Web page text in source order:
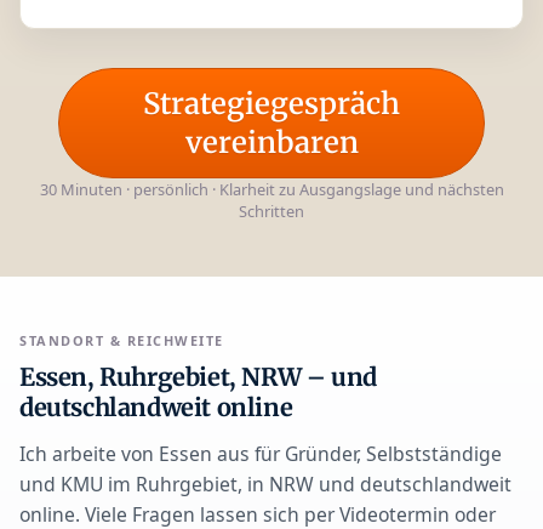
Strategiegespräch
vereinbaren
30 Minuten · persönlich · Klarheit zu Ausgangslage und nächsten
Schritten
STANDORT & REICHWEITE
Essen, Ruhrgebiet, NRW – und
deutschlandweit online
Ich arbeite von Essen aus für Gründer, Selbstständige
und KMU im Ruhrgebiet, in NRW und deutschlandweit
online. Viele Fragen lassen sich per Videotermin oder